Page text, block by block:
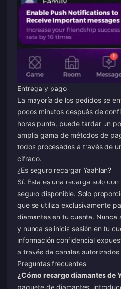
Entrega y pago
La mayoría de los pedidos se
pocos minutos después de
horas punta, puede tardar un
amplia gama de métodos de
todos procesados a través de
cifrado.
¿Es seguro recargar Yaahlan?
Sí. Esta es una recarga solo
seguro disponible. Solo
que se utiliza exclusivamente
diamantes en tu cuenta. Nunca
y nunca se inicia sesión en tu
información confidencial
a través de canales
Preguntas frecuentes
¿Cómo recargo diamantes de
paquete de diamantes,